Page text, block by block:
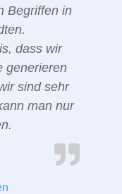
Begriffen in
dass wir
generieren
sind sehr
man nur